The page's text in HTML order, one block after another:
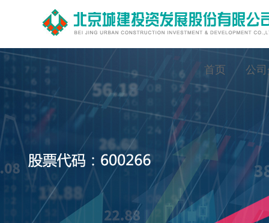
首页 公